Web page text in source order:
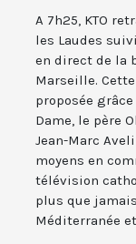
A 7h25, KTO
les Laudes
en direct de la
Marseille.
proposée
Dame, le père
Jean-Marc
moyens en
télévision
plus que
Méditerranée